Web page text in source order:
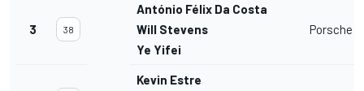
3 38
António Félix Da Costa
Will Stevens
Ye Yifei
Porsche
Kevin Estre